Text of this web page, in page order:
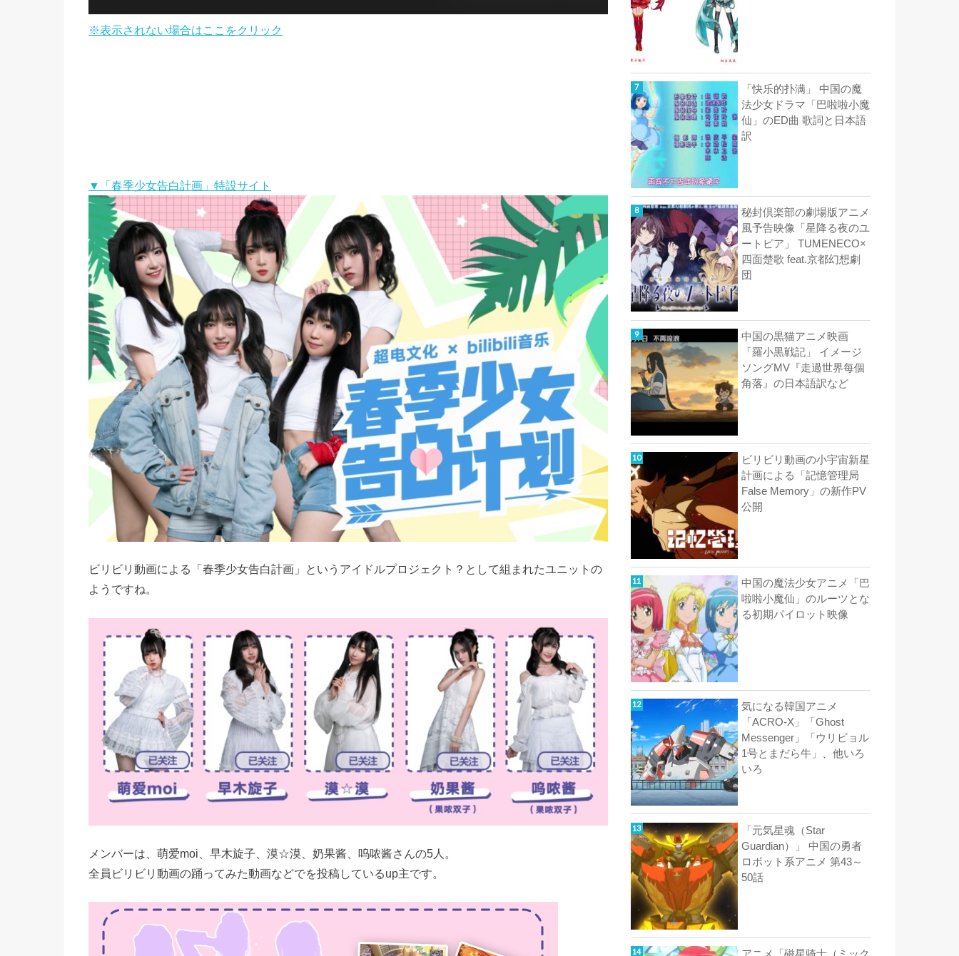
※表示されない場合はここをクリック
▼「春季少女告白計画」特設サイト
ビリビリ動画による「春季少女告白計画」というアイドルプロジェクト？として組まれたユニットの
ようですね。
メンバーは、萌爱moi、早木旋子、漠☆漠、奶果酱、呜哝酱さんの5人。
全員ビリビリ動画の踊ってみた動画などでを投稿しているup主です。
「快乐的扑满」 中国の魔
法少女ドラマ「巴啦啦小魔
仙」のED曲 歌詞と日本語
訳
秘封倶楽部の劇場版アニメ
風予告映像「星降る夜のユ
ートピア」 TUMENECO×
四面楚歌 feat.京都幻想劇
団
中国の黒猫アニメ映画
「羅小黒戦記」 イメージ
ソングMV『走過世界每個
角落』の日本語訳など
ビリビリ動画の小宇宙新星
計画による「記憶管理局
False Memory」の新作PV
公開
中国の魔法少女アニメ「巴
啦啦小魔仙」のルーツとな
る初期パイロット映像
気になる韓国アニメ
「ACRO-X」「Ghost
Messenger」「ウリビョル
1号とまだら牛」、他いろ
いろ
「元気星魂（Star
Guardian）」 中国の勇者
ロボット系アニメ 第43～
50話
アニメ「磁星骑士（ミック